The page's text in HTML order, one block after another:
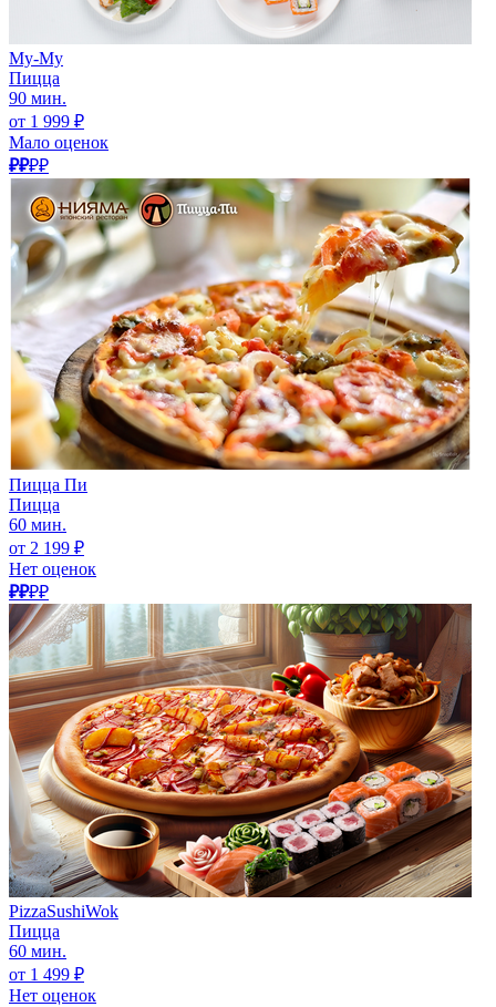
Му-Му
Пицца
90 мин.
от 1 999 ₽
Мало оценок
₽₽₽₽
Пицца Пи
Пицца
60 мин.
от 2 199 ₽
Нет оценок
₽₽₽₽
PizzaSushiWok
Пицца
60 мин.
от 1 499 ₽
Нет оценок